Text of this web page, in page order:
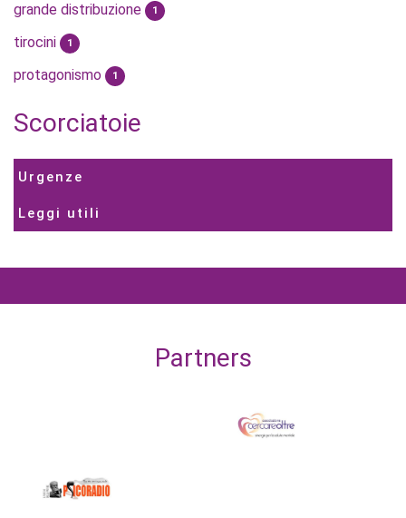
grande distribuzione 1
tirocini 1
protagonismo 1
Scorciatoie
Urgenze
Leggi utili
Partners